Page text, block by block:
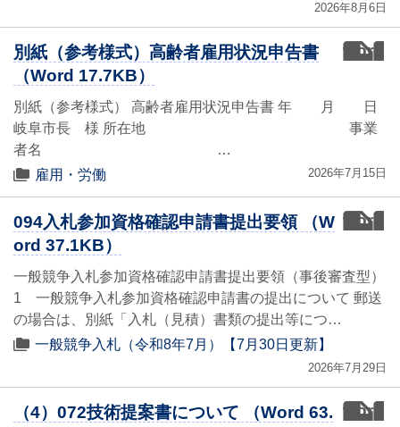
2026年8月6日
word
別紙（参考様式）高齢者雇用状況申告書
（Word 17.7KB）
別紙（参考様式） 高齢者雇用状況申告書 年 月 日
岐阜市長 様 所在地 事業
者名 …
雇用・労働
2026年7月15日
word
094入札参加資格確認申請書提出要領 （W
ord 37.1KB）
一般競争入札参加資格確認申請書提出要領（事後審査型）
1 一般競争入札参加資格確認申請書の提出について 郵送
の場合は、別紙「入札（見積）書類の提出等につ…
一般競争入札（令和8年7月）【7月30日更新】
2026年7月29日
word
（4）072技術提案書について （Word 63.